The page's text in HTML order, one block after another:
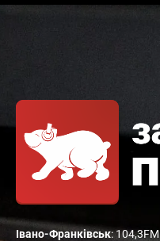
Івано-Франківськ: 104,3FM